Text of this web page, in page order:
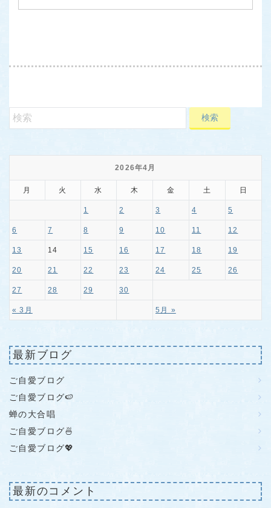
2026年4月
月 火 水 木 金 土 日
« 3月 5月 »
1 2 3 4 5
6 7 8 9 10 11 12
13 14 15 16 17 18 19
20 21 22 23 24 25 26
27 28 29 30
最新ブログ
ご自愛ブログ
ご自愛ブログ🍉
蝉の大合唱
ご自愛ブログ🍜
ご自愛ブログ💖
最新のコメント